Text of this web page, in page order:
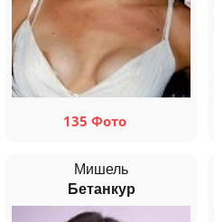
135 Фото
Мишель
Бетанкур